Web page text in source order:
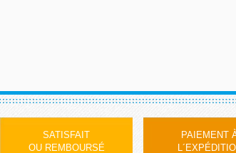
SATISFAIT
OU REMBOURSÉ
PAIEMENT